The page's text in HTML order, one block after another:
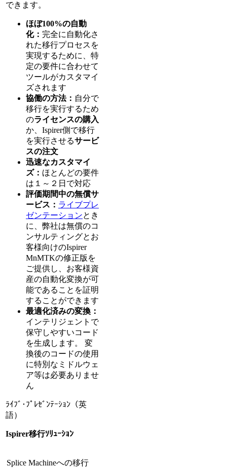
できます。
ほぼ100%の自動
化： 完全に自動化さ
れた移行プロセスを
実現するために、特
定の要件に合わせて
ツールがカスタマイ
ズされます
協働の方法： 自分で
移行を実行するため
のライセンスの購入
か、Ispirer側で移行
を実行させるサービ
スの注文
迅速なカスタマイ
ズ： ほとんどの要件
は１～２日で対応
評価期間中の無償サ
ービス： ライブプレ
ゼンテーションとき
に、弊社は無償のコ
ンサルティングとお
客様向けのIspirer
MnMTKの修正版を
ご提供し、お客様資
産の自動化変換が可
能であることを証明
することができます
最適化済みの変換：
インテリジェントで
保守しやすいコード
を生成します。 変
換後のコードの使用
に特別なミドルウェ
ア等は必要ありませ
ん
ﾗｲﾌﾞ･ﾌﾟﾚｾﾞﾝﾃｰｼｮﾝ（英
語）
Ispirer移行ｿﾘｭｰｼｮﾝ
Splice Machineへの移行